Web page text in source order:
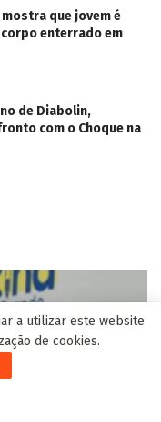
mostra que jovem é
enterrado em
de Diabolin,
com o Choque na
a utilizar este website
de cookies.